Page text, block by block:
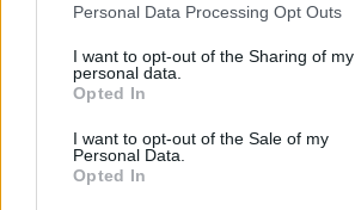
Personal Data Processing Opt Outs
I want to opt-out of the Sharing of my
personal data.
Opted In
I want to opt-out of the Sale of my
Personal Data.
Opted In